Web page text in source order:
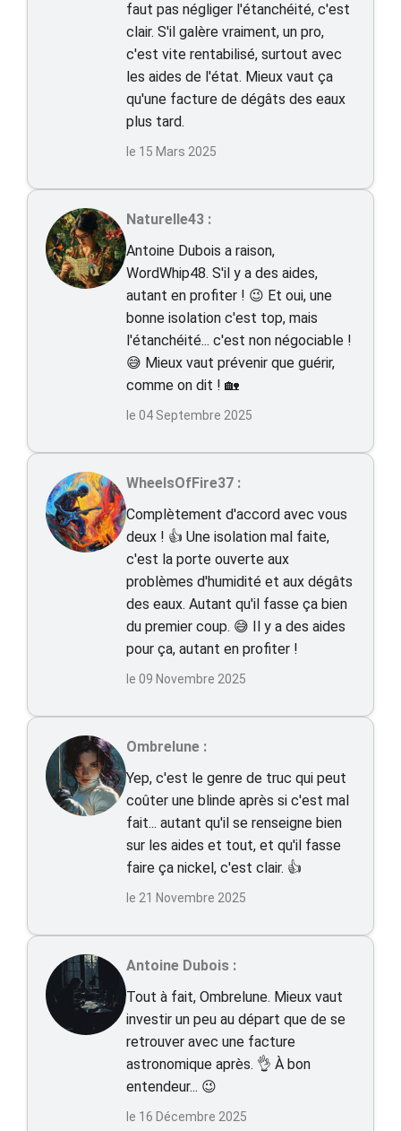
faut pas négliger l'étanchéité, c'est
clair. S'il galère vraiment, un pro,
c'est vite rentabilisé, surtout avec
les aides de l'état. Mieux vaut ça
qu'une facture de dégâts des eaux
plus tard.
le 15 Mars 2025
Naturelle43 :
Antoine Dubois a raison,
WordWhip48. S'il y a des aides,
autant en profiter ! 😉 Et oui, une
bonne isolation c'est top, mais
l'étanchéité... c'est non négociable !
😅 Mieux vaut prévenir que guérir,
comme on dit ! 🏡
le 04 Septembre 2025
WheelsOfFire37 :
Complètement d'accord avec vous
deux ! 👍 Une isolation mal faite,
c'est la porte ouverte aux
problèmes d'humidité et aux dégâts
des eaux. Autant qu'il fasse ça bien
du premier coup. 😅 Il y a des aides
pour ça, autant en profiter !
le 09 Novembre 2025
Ombrelune :
Yep, c'est le genre de truc qui peut
coûter une blinde après si c'est mal
fait... autant qu'il se renseigne bien
sur les aides et tout, et qu'il fasse
faire ça nickel, c'est clair. 👍
le 21 Novembre 2025
Antoine Dubois :
Tout à fait, Ombrelune. Mieux vaut
investir un peu au départ que de se
retrouver avec une facture
astronomique après. 👌 À bon
entendeur... 😉
le 16 Décembre 2025